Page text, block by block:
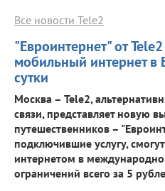
"Евроинтернет" от
мобильный интернет в
сутки
Все новости Tele2
Москва – Tele2,
связи, представляет новую
путешественников –
подключившие услугу,
интернетом в
ограничений всего за 5